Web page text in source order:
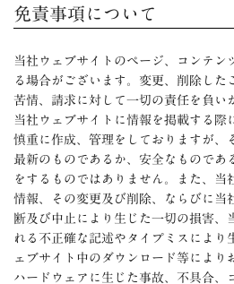
免責事項について
当社ウェブサイトのページ、コンテン
る場合がございます。変更、削除した
苦情、請求に対して一切の責任を負い
当社ウェブサイトに情報を掲載する際
慎重に作成、管理をしておりますが、
最新のものであるか、安全なものであ
をするものではありません。また、当
情報、その変更及び削除、ならびに当
断及び中止により生じた一切の損害、
れる不正確な記述やタイプミスにより
ェブサイト中のダウンロード等により
ハードウェアに生じた事故、不具合、